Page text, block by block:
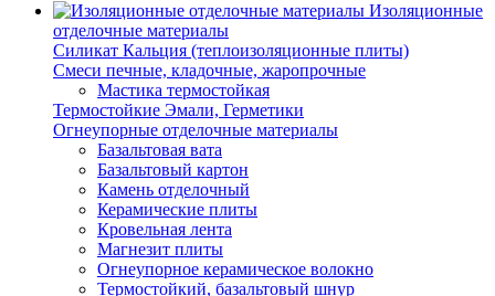
Изоляционные
отделочные материалы
Силикат Кальция (теплоизоляционные плиты)
Смеси печные, кладочные, жаропрочные
Мастика термостойкая
Термостойкие Эмали, Герметики
Огнеупорные отделочные материалы
Базальтовая вата
Базальтовый картон
Камень отделочный
Керамические плиты
Кровельная лента
Магнезит плиты
Огнеупорное керамическое волокно
Термостойкий, базальтовый шнур